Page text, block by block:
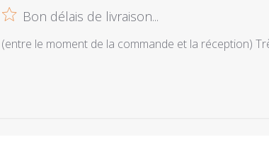
Bon délais de livraison...
le moment de la commande et la réception)